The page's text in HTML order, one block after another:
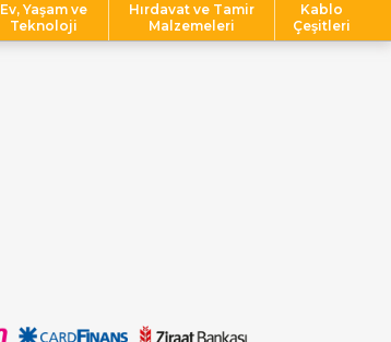
Ev, Yaşam ve
Teknoloji
Hırdavat ve Tamir
Malzemeleri
Kablo
Çeşitleri